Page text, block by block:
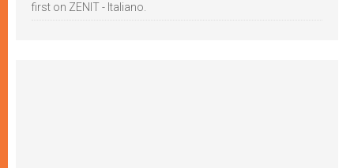
first on ZENIT - Italiano.